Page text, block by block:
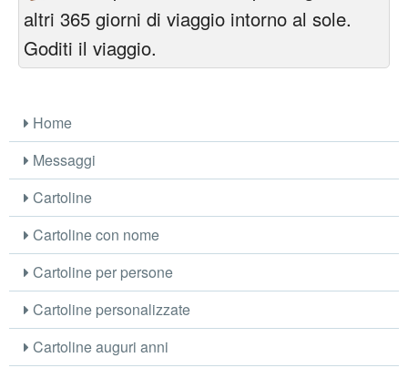
altri 365 giorni di viaggio intorno al sole.
Goditi il viaggio.
Home
Messaggi
Cartoline
Cartoline con nome
Cartoline per persone
Cartoline personalizzate
Cartoline auguri anni